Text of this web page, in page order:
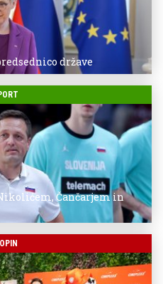
države
Čančarjem in